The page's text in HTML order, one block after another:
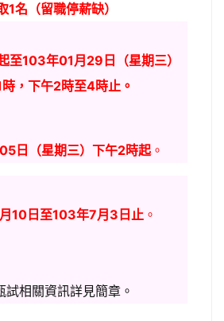
1名（留職停薪缺）
至103年01月29日（星期三）
，下午2時至4時止。
日（星期三）下午2時起。
10日至103年7月3日止 。
試相關資訊詳見簡章。